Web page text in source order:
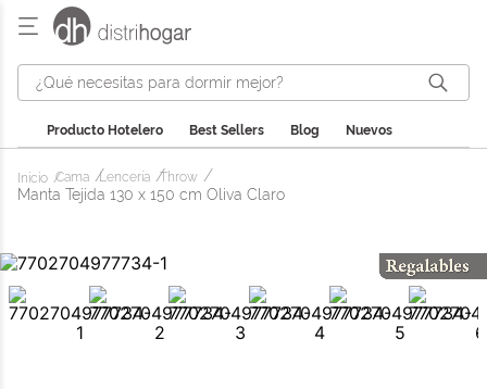
¿Qué necesitas para dormir mejor?
Producto Hotelero Best Sellers Blog Nuevos
Cama Lencería Throw
Manta Tejida 130 x 150 cm Oliva Claro